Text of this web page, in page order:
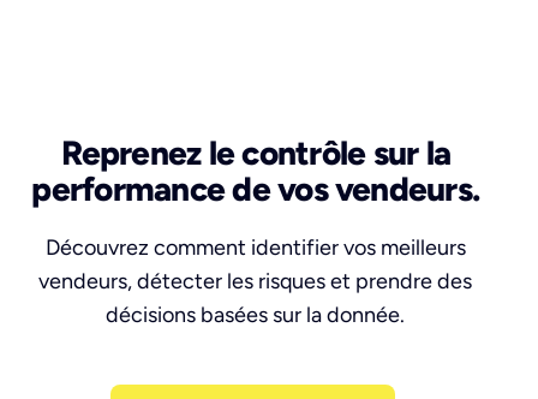
Reprenez le contrôle sur la
performance de vos vendeurs.
Découvrez comment identifier vos meilleurs
vendeurs, détecter les risques et prendre des
décisions basées sur la donnée.